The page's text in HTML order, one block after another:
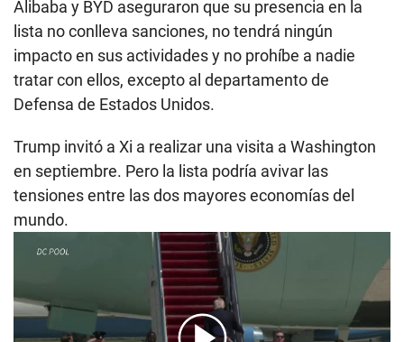
Alibaba y BYD aseguraron que su presencia en la
lista no conlleva sanciones, no tendrá ningún
impacto en sus actividades y no prohíbe a nadie
tratar con ellos, excepto al departamento de
Defensa de Estados Unidos.
Trump invitó a Xi a realizar una visita a Washington
en septiembre. Pero la lista podría avivar las
tensiones entre las dos mayores economías del
mundo.